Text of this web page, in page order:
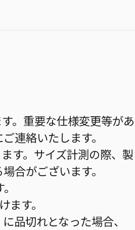
。重要な仕様変更等があ
連絡いたします。
す。サイズ計測の際、製
合がございます。
す。
品切れとなった場合、